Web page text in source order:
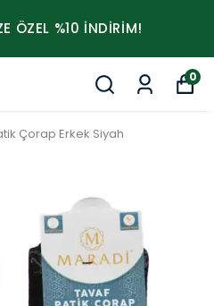
ÖZEL %10 İNDİRİM!
0
Çorap Erkek Siyah